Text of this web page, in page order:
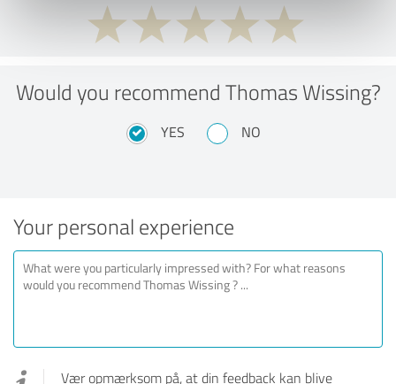
Would you recommend Thomas Wissing?
YES NO
Your personal experience
Vær opmærksom på, at din feedback kan blive